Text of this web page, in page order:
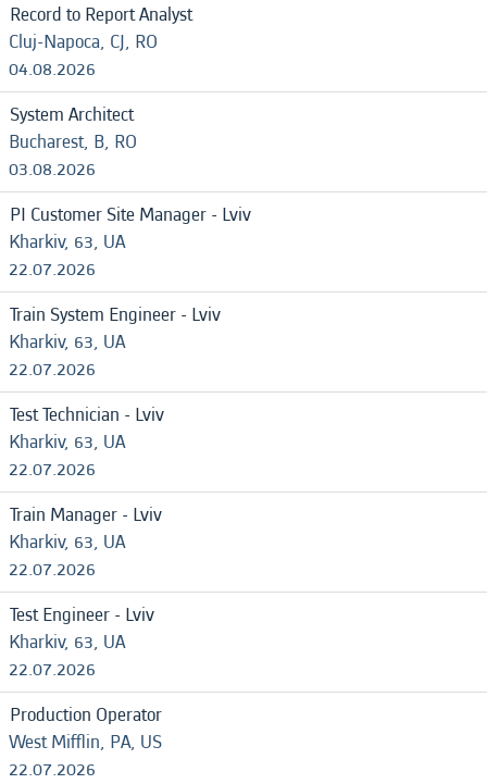
Record to Report Analyst
Cluj-Napoca, CJ, RO
04.08.2026
System Architect
Bucharest, B, RO
03.08.2026
PI Customer Site Manager - Lviv
Kharkiv, 63, UA
22.07.2026
Train System Engineer - Lviv
Kharkiv, 63, UA
22.07.2026
Test Technician - Lviv
Kharkiv, 63, UA
22.07.2026
Train Manager - Lviv
Kharkiv, 63, UA
22.07.2026
Test Engineer - Lviv
Kharkiv, 63, UA
22.07.2026
Production Operator
West Mifflin, PA, US
22.07.2026